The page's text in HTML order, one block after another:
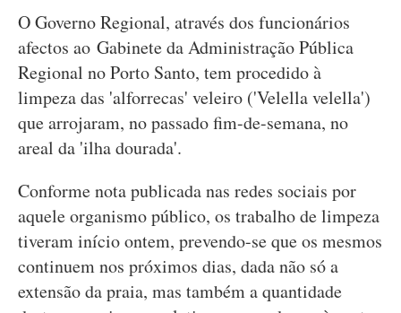
O Governo Regional, através dos funcionários
afectos ao Gabinete da Administração Pública
Regional no Porto Santo, tem procedido à
limpeza das 'alforrecas' veleiro ('Velella velella')
que arrojaram, no passado fim-de-semana, no
areal da 'ilha dourada'.
Conforme nota publicada nas redes sociais por
aquele organismo público, os trabalho de limpeza
tiveram início ontem, prevendo-se que os mesmos
continuem nos próximos dias, dada não só a
extensão da praia, mas também a quantidade